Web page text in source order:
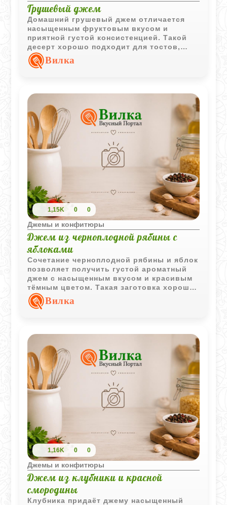
Грушевый джем
Домашний грушевый джем отличается
насыщенным фруктовым вкусом и
приятной густой консистенцией. Такой
десерт хорошо подходит для тостов,
выпечки и уютного чаепития.
Вилка
1,15K 0 0
Джемы и конфитюры
Джем из черноплодной рябины с
яблоками
Сочетание черноплодной рябины и яблок
позволяет получить густой ароматный
джем с насыщенным вкусом и красивым
тёмным цветом. Такая заготовка хорошо
подходит для чаепития, выпечки и
домашних десертов.
Вилка
1,16K 0 0
Джемы и конфитюры
Джем из клубники и красной
смородины
Клубника придаёт джему насыщенный